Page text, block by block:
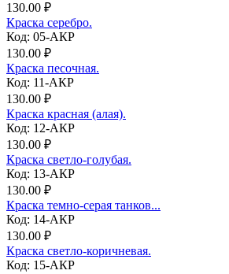
130.00 ₽
Краска серебро.
Код: 05-АКР
130.00 ₽
Краска песочная.
Код: 11-АКР
130.00 ₽
Краска красная (алая).
Код: 12-АКР
130.00 ₽
Краска светло-голубая.
Код: 13-АКР
130.00 ₽
Краска темно-серая танков...
Код: 14-АКР
130.00 ₽
Краска светло-коричневая.
Код: 15-АКР